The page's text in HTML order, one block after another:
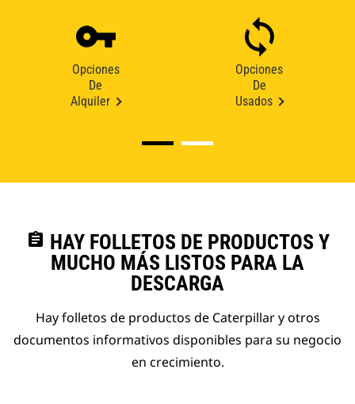
Opciones
De
Alquiler
Opciones
De
Usados
assignment HAY FOLLETOS DE PRODUCTOS Y
MUCHO MÁS LISTOS PARA LA
DESCARGA
Hay folletos de productos de Caterpillar y otros
documentos informativos disponibles para su negocio
en crecimiento.